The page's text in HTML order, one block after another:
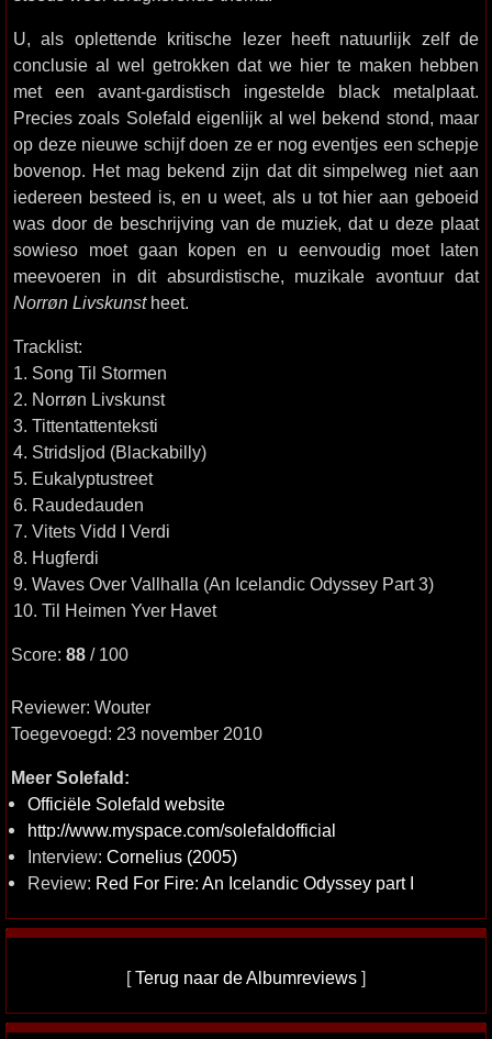
U, als oplettende kritische lezer heeft natuurlijk zelf de
conclusie al wel getrokken dat we hier te maken hebben
met een avant-gardistisch ingestelde black metalplaat.
Precies zoals Solefald eigenlijk al wel bekend stond, maar
op deze nieuwe schijf doen ze er nog eventjes een schepje
bovenop. Het mag bekend zijn dat dit simpelweg niet aan
iedereen besteed is, en u weet, als u tot hier aan geboeid
was door de beschrijving van de muziek, dat u deze plaat
sowieso moet gaan kopen en u eenvoudig moet laten
meevoeren in dit absurdistische, muzikale avontuur dat
Norrøn Livskunstheet.
Tracklist:
1. Song Til Stormen
2. Norrøn Livskunst
3. Tittentattenteksti
4. Stridsljod (Blackabilly)
5. Eukalyptustreet
6. Raudedauden
7. Vitets Vidd I Verdi
8. Hugferdi
9. Waves Over Vallhalla (An Icelandic Odyssey Part 3)
10. Til Heimen Yver Havet
Score: 88 / 100
Reviewer: Wouter
Toegevoegd: 23 november 2010
Meer Solefald:
Officiële Solefald website
http://www.myspace.com/solefaldofficial
Interview: Cornelius (2005)
Review: Red For Fire: An Icelandic Odyssey part I
[Terug naar de Albumreviews ]